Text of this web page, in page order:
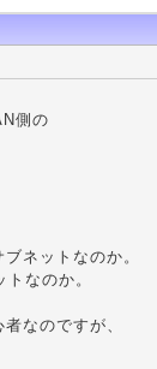
側の
ネットなのか。
なのか。
なのですが、